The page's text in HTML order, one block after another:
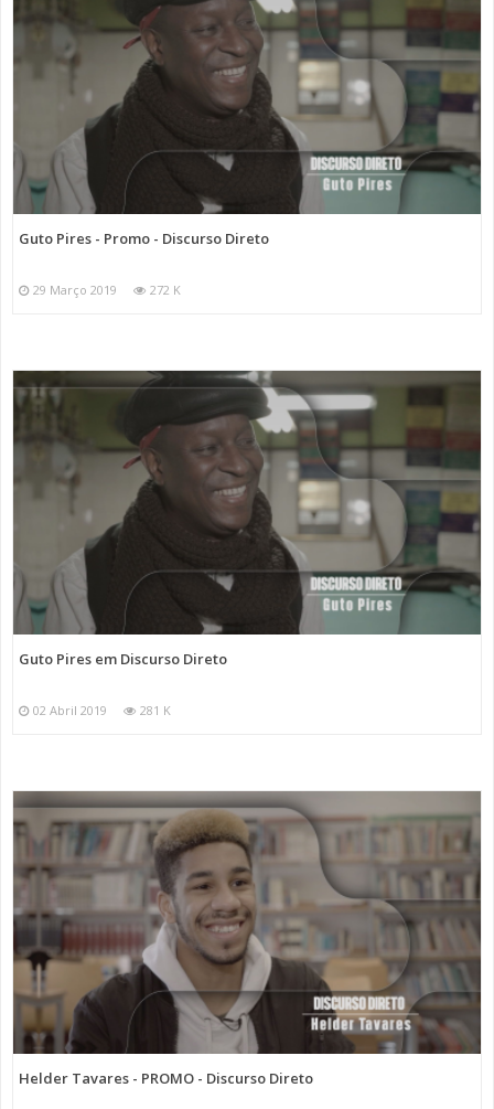
Guto Pires - Promo - Discurso Direto
29 Março 2019 272 K
Guto Pires em Discurso Direto
02 Abril 2019 281 K
Helder Tavares - PROMO - Discurso Direto